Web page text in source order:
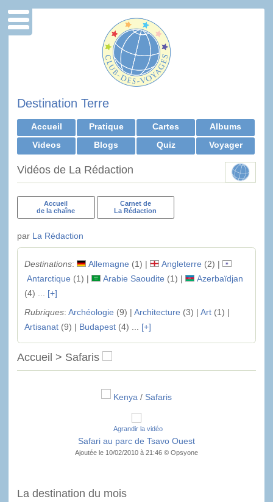
Destination Terre
Accueil Pratique Cartes
Albums
Videos
Blogs Quiz Voyager
Vidéos de La Rédaction
Accueil
de la chaîne
Carnet de
La Rédaction
par La Rédaction
Destinations: Allemagne (1) | Angleterre (2) |
Antarctique (1) | Arabie Saoudite (1) |
Azerbaïdjan
(4) ... [+]
Rubriques: Archéologie (9) | Architecture (3) | Art(1) |
Artisanat(9) | Budapest(4) ... [+]
Accueil > Safaris
Kenya / Safaris
Agrandir la vidéo
Safari au parc de Tsavo Ouest
Ajoutée le 10/02/2010 à 21:46 © Opsyone
La destination du mois